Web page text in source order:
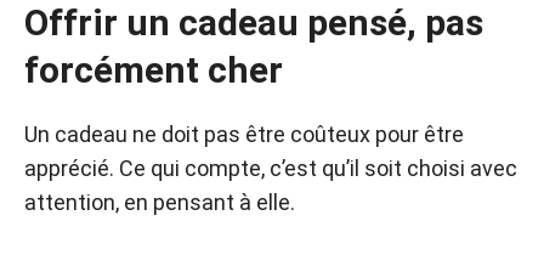
Offrir un cadeau pensé, pas
forcément cher
Un cadeau ne doit pas être coûteux pour être
apprécié. Ce qui compte, c’est qu’il soit choisi avec
attention, en pensant à elle.